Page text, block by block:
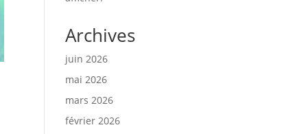
Archives
juin 2026
mai 2026
mars 2026
février 2026